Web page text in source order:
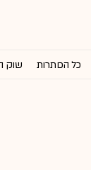
כל הכותרות שוק